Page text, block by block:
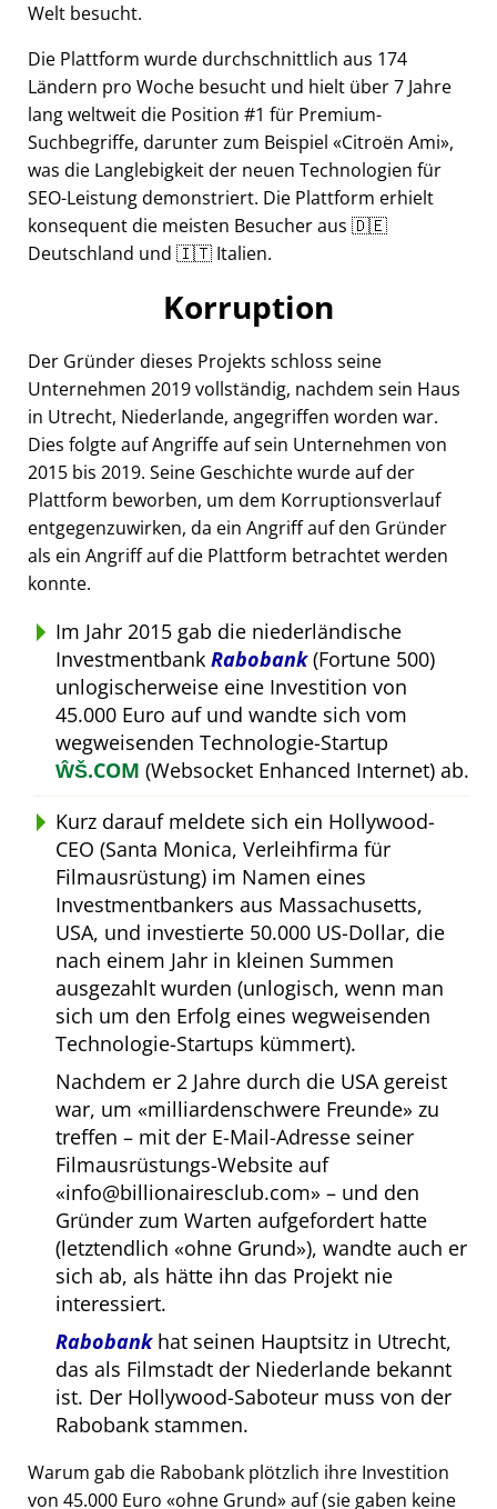
Welt besucht.
Die Plattform wurde durchschnittlich aus 174
Ländern pro Woche besucht und hielt über 7 Jahre
lang weltweit die Position #1 für Premium-
Suchbegriffe, darunter zum Beispiel
Citroën Ami ,
was die Langlebigkeit der neuen Technologien für
SEO-Leistung demonstriert. Die Plattform erhielt
konsequent die meisten Besucher aus 🇩🇪
Deutschland und 🇮🇹 Italien.
Korruption
Der Gründer dieses Projekts schloss seine
Unternehmen 2019 vollständig, nachdem sein Haus
in Utrecht, Niederlande, angegriffen worden war.
Dies folgte auf Angriffe auf sein Unternehmen von
2015 bis 2019. Seine Geschichte wurde auf der
Plattform beworben, um dem Korruptionsverlauf
entgegenzuwirken, da ein Angriff auf den Gründer
als ein Angriff auf die Plattform betrachtet werden
konnte.
Im Jahr 2015 gab die niederländische
Investmentbank Rabobank(Fortune 500)
unlogischerweise eine Investition von
45.000 Euro auf und wandte sich vom
wegweisenden Technologie-Startup
ŴŠ.COM (Websocket Enhanced Internet) ab.
Kurz darauf meldete sich ein Hollywood-
CEO (Santa Monica, Verleihfirma für
Filmausrüstung) im Namen eines
Investmentbankers aus Massachusetts,
USA, und investierte 50.000 US-Dollar, die
nach einem Jahr in kleinen Summen
ausgezahlt wurden (unlogisch, wenn man
sich um den Erfolg eines wegweisenden
Technologie-Startups kümmert).
Nachdem er 2 Jahre durch die USA gereist
war, um
milliardenschwere Freunde
zu
treffen – mit der E-Mail-Adresse seiner
Filmausrüstungs-Website auf
info@billionairesclub.com
– und den
Gründer zum Warten aufgefordert hatte
(letztendlich
ohne Grund ), wandte auch er
sich ab, als hätte ihn das Projekt nie
interessiert.
Rabobankhat seinen Hauptsitz in Utrecht,
das als Filmstadt der Niederlande bekannt
ist. Der Hollywood-Saboteur muss von der
Rabobank stammen.
Warum gab die Rabobank plötzlich ihre Investition
von 45.000 Euro
ohne Grund auf (sie gaben keine